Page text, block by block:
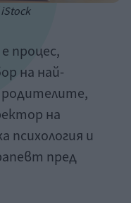
процес,
на най-
на
и
пред